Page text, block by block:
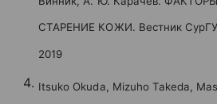
СТАРЕНИЕ КОЖИ. Вестник
2019
Itsuko Okuda, Mizuho Takeda,